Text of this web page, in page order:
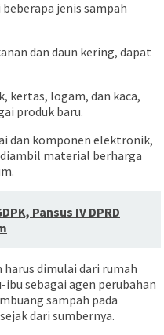
jenis sampah
dan daun kering, dapat
kertas, logam, dan kaca,
produk baru.
dan komponen elektronik,
material berharga
Pansus IV DPRD
dimulai dari rumah
sebagai agen perubahan
sampah pada
dari sumbernya.